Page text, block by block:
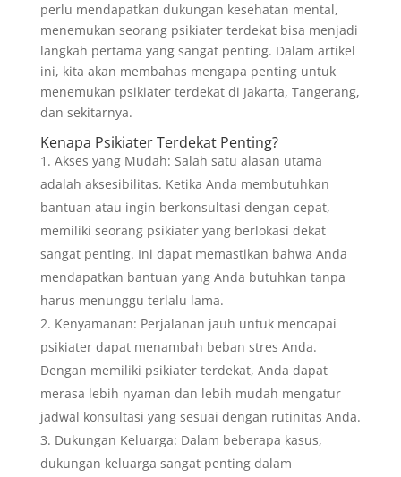
perlu mendapatkan dukungan kesehatan mental,
menemukan seorang psikiater terdekat bisa menjadi
langkah pertama yang sangat penting. Dalam artikel
ini, kita akan membahas mengapa penting untuk
menemukan psikiater terdekat di Jakarta, Tangerang,
dan sekitarnya.
Kenapa Psikiater Terdekat Penting?
Akses yang Mudah: Salah satu alasan utama
adalah aksesibilitas. Ketika Anda membutuhkan
bantuan atau ingin berkonsultasi dengan cepat,
memiliki seorang psikiater yang berlokasi dekat
sangat penting. Ini dapat memastikan bahwa Anda
mendapatkan bantuan yang Anda butuhkan tanpa
harus menunggu terlalu lama.
Kenyamanan: Perjalanan jauh untuk mencapai
psikiater dapat menambah beban stres Anda.
Dengan memiliki psikiater terdekat, Anda dapat
merasa lebih nyaman dan lebih mudah mengatur
jadwal konsultasi yang sesuai dengan rutinitas Anda.
Dukungan Keluarga: Dalam beberapa kasus,
dukungan keluarga sangat penting dalam